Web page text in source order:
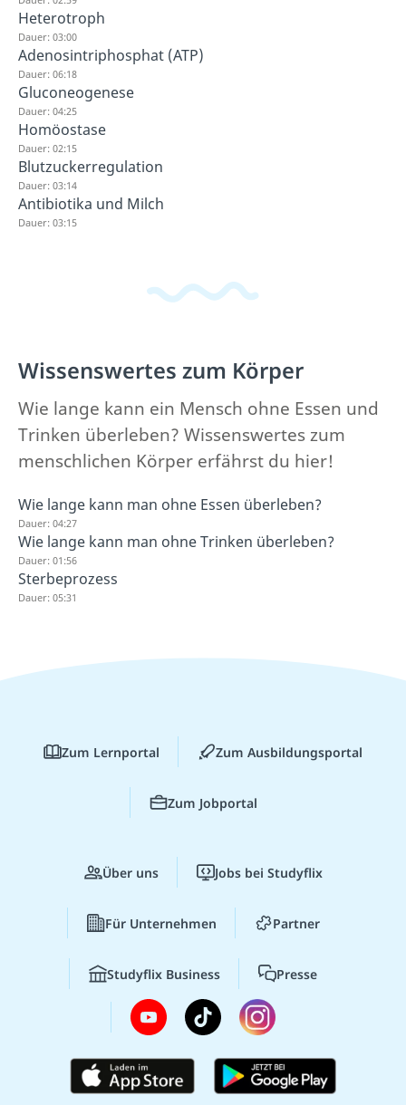
Heterotroph
Dauer: 03:00
Adenosintriphosphat (ATP)
Dauer: 06:18
Gluconeogenese
Dauer: 04:25
Homöostase
Dauer: 02:15
Blutzuckerregulation
Dauer: 03:14
Antibiotika und Milch
Dauer: 03:15
Wissenswertes zum Körper
Wie lange kann ein Mensch ohne Essen und
Trinken überleben? Wissenswertes zum
menschlichen Körper erfährst du hier!
Wie lange kann man ohne Essen überleben?
Dauer: 04:27
Wie lange kann man ohne Trinken überleben?
Dauer: 01:56
Sterbeprozess
Dauer: 05:31
Zum Lernportal Zum Ausbildungsportal
Zum Jobportal
Über uns Jobs bei Studyflix
Für Unternehmen Partner
Studyflix Business Presse